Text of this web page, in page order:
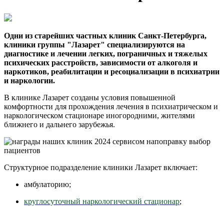
Одни из старейших частных клиник Санкт-Петербурга,
клиники группы "Лазарет" специализируются на
диагностике и лечении легких, пограничных и тяжелых
психических расстройств, зависимости от алкоголя и
наркотиков, реабилитации и ресоциализации в психиатрии
и наркологии.
В клинике Лазарет созданы условия повышенной
комфортности для прохождения лечения в психиатрическом и
наркологическом стационаре иногородними, жителями
ближнего и дальнего зарубежья.
Структурное подразделение клиники Лазарет включает:
амбулаторию;
круглосуточный наркологический стационар;